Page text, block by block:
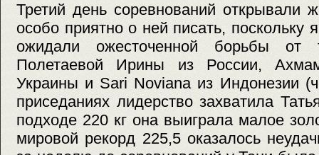
Третий день соревнований открывали
особо приятно о ней писать, поскольку
ожидали ожесточенной борьбы от
Полетаевой Ирины из России,
Украины и Sari Noviana из Индонезии
приседаниях лидерство захватила
подходе 220 кг она выиграла малое
мировой рекорд 225,5 оказалось